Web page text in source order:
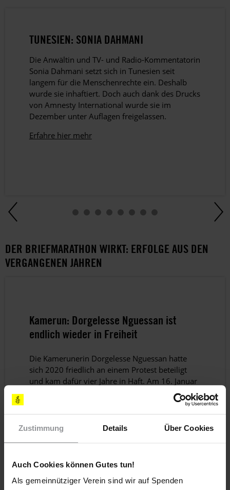
Zustimmung Details Über Cookies
Auch Cookies können Gutes tun!
Als gemeinnütziger Verein sind wir auf Spenden
TUNESIEN: SONIA DAHMANI
Die Anwältin und TV- und Radio-Kommentatorin
Sonia Dahmani setzt sich in Tunesien seit
langem für die Menschenrechte ein. Deshalb
wurde sie inhaftiert. Doch auch dank des Drucks
von Amnesty International wurde sie im
Dezember unter Auflagen freigelassen.
Erfahre hier mehr
DER BRIEFMARATHON WIRKT: ERFOLGE AUS DEN
VERGANGENEN JAHREN
Kamerun: Dorgelesse Nguessan ist
endlich wieder in Freiheit
Die Kamerunerin Dorgelesse Nguessan hatte
sich 2020 friedlich an einem Protest beteiligt
und kam dafür vier Jahre in Haft. Am 16. Januar
2025 wurde die alleinerziehende Mutter und
Friseurin endlich freigelassen. Amnesty hatte
sich lange für sie eingesetzt – unter anderem im
Rahmen des Briefmarathons 2022. Herzlichen
mitgemacht haben!
Erfahrehiermehr